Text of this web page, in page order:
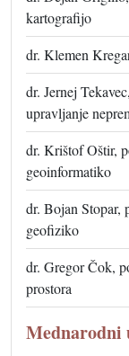
kartografijo
dr. Klemen
dr. Jernej
upravljanje
dr. Krištof Oštir,
geoinformatiko
dr. Bojan Stopar,
geofiziko
dr. Gregor Čok,
prostora
Mednarodni